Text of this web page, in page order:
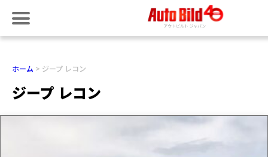
ホーム ジープ レコン
ジープ レコン